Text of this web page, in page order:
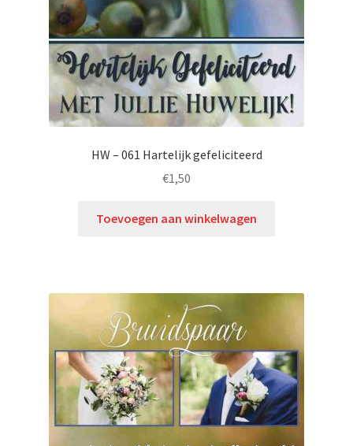
HW – 061 Hartelijk gefeliciteerd
€1,50
Toevoegen aan winkelwagen